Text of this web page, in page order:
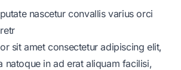
nascetur convallis varius orci
sit amet consectetur adipiscing elit,
natoque in ad erat aliquam facilisi,